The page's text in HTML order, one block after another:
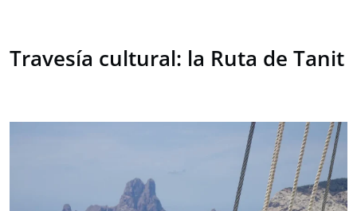
Travesía cultural: la Ruta de Tanit